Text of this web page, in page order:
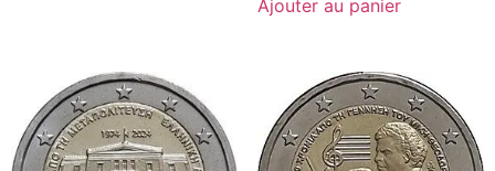
Ajouter au panier